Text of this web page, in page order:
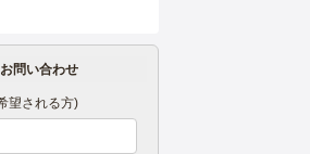
問い合わせ
望される方)